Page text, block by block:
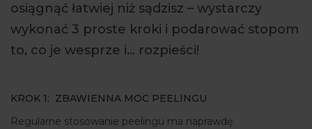
osiągnąć łatwiej niż sądzisz – wystarczy
wykonać 3 proste kroki i podarować stopom
to, co je wesprze i… rozpieści!
KROK 1: ZBAWIENNA MOC PEELINGU
Regularne stosowanie peelingu ma naprawdę